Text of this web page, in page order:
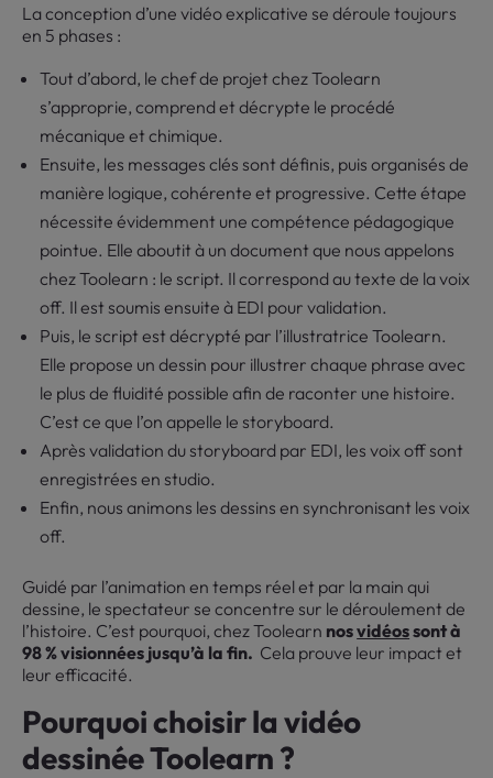
La conception d’une vidéo explicative se déroule toujours
en 5 phases :
Tout d’abord, le chef de projet chez Toolearn
s’approprie, comprend et décrypte le procédé
mécanique et chimique.
Ensuite, les messages clés sont définis, puis organisés de
manière logique, cohérente et progressive. Cette étape
nécessite évidemment une compétence pédagogique
pointue. Elle aboutit à un document que nous appelons
chez Toolearn : le script. Il correspond au texte de la voix
off. Il est soumis ensuite à EDI pour validation.
Puis, le script est décrypté par l’illustratrice Toolearn.
Elle propose un dessin pour illustrer chaque phrase avec
le plus de fluidité possible afin de raconter une histoire.
C’est ce que l’on appelle le storyboard.
Après validation du storyboard par EDI, les voix off sont
enregistrées en studio.
Enfin, nous animons les dessins en synchronisant les voix
off.
Guidé par l’animation en temps réel et par la main qui
dessine, le spectateur se concentre sur le déroulement de
l’histoire. C’est pourquoi, chez Toolearn nosvidéossont à
98 % visionnées jusqu’à la fin. Cela prouve leur impact et
leur efficacité.
Pourquoi choisir la vidéo
dessinée Toolearn ?